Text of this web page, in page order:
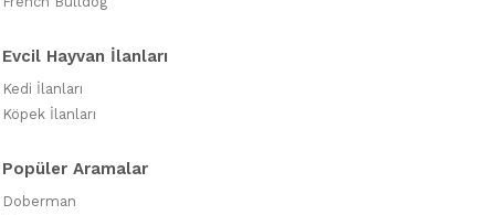
Evcil Hayvan İlanları
Kedi İlanları
Köpek İlanları
Popüler Aramalar
Doberman